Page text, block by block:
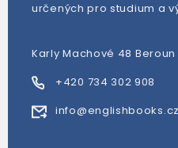
určených pro studium a
Karly Machové 48 Beroun
+420 734 302 908
info@englishbooks.cz